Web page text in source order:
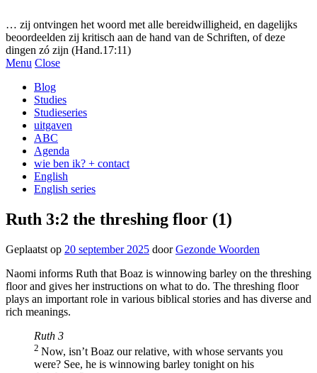
… zij ontvingen het woord met alle bereidwilligheid, en dagelijks
beoordeelden zij kritisch aan de hand van de Schriften, of deze
dingen zó zijn (Hand.17:11)
Menu Close
Blog
Studies
Studieseries
uitgaven
ABC
Agenda
wie ben ik? + contact
English
English series
Ruth 3:2 the threshing floor (1)
Geplaatst op 20 september 2025 doorGezonde Woorden
Naomi informs Ruth that Boaz is winnowing barley on the threshing
floor and gives her instructions on what to do. The threshing floor
plays an important role in various biblical stories and has diverse and
rich meanings.
Ruth 3
2 Now, isn’t Boaz our relative, with whose servants you
were? See, he is winnowing barley tonight on his